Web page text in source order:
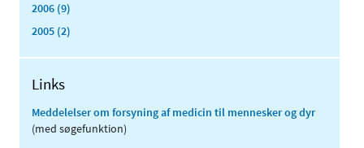
2006 (9)
2005 (2)
Links
Meddelelser om forsyning af medicin til mennesker og dyr
(med søgefunktion)